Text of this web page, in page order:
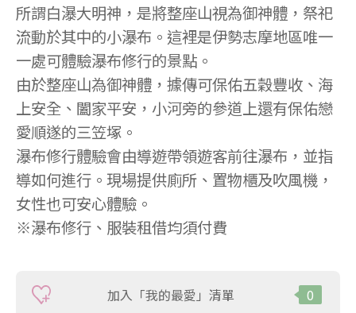
所謂白瀑大明神，是將整座山視為御神體，祭祀
流動於其中的小瀑布。這裡是伊勢志摩地區唯一
一處可體驗瀑布修行的景點。
由於整座山為御神體，據傳可保佑五穀豐收、海
上安全、闔家平安，小河旁的參道上還有保佑戀
愛順遂的三笠塚。
瀑布修行體驗會由導遊帶領遊客前往瀑布，並指
導如何進行。現場提供廁所、置物櫃及吹風機，
女性也可安心體驗。
※瀑布修行、服裝租借均須付費
加入「我的最愛」清單 0